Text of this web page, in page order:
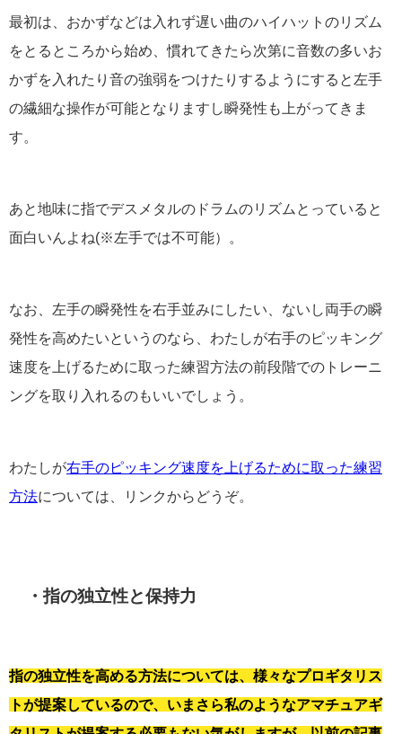
最初は、おかずなどは入れず遅い曲のハイハットのリズム
をとるところから始め、慣れてきたら次第に音数の多いお
かずを入れたり音の強弱をつけたりするようにすると左手
の繊細な操作が可能となりますし瞬発性も上がってきま
す。
あと地味に指でデスメタルのドラムのリズムとっていると
面白いんよね(※左手では不可能）。
なお、左手の瞬発性を右手並みにしたい、ないし両手の瞬
発性を高めたいというのなら、わたしが右手のピッキング
速度を上げるために取った練習方法の前段階でのトレーニ
ングを取り入れるのもいいでしょう。
わたしが右手のピッキング速度を上げるために取った練習
方法については、リンクからどうぞ。
・指の独立性と保持力
指の独立性を高める方法については、様々なプロギタリス
トが提案しているので、いまさら私のようなアマチュアギ